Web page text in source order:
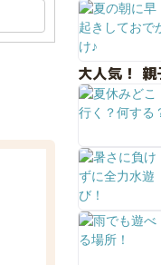
大人気！